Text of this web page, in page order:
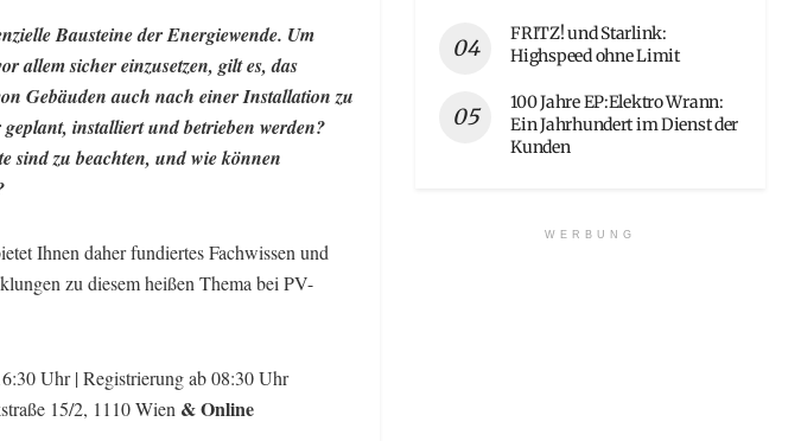
Bausteine der Energiewende. Um
allem sicher einzusetzen, gilt es, das
Gebäuden auch nach einer Installation zu
installiert und betrieben werden?
sind zu beachten, und wie können
Ihnen daher fundiertes Fachwissen und
zu diesem heißen Thema bei PV-
Uhr | Registrierung ab 08:30 Uhr
15/2, 1110 Wien & Online
FRITZ! und Starlink:
Highspeed ohne Limit
100 Jahre EP:Elektro Wrann:
Ein Jahrhundert im Dienst der
Kunden
WERBUNG